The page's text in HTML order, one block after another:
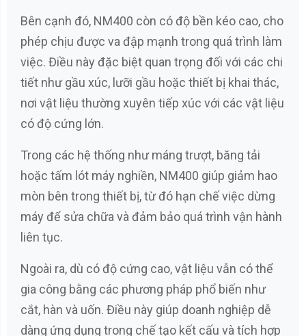
Bên cạnh đó, NM400 còn có độ bền kéo cao, cho
phép chịu được va đập mạnh trong quá trình làm
việc. Điều này đặc biệt quan trọng đối với các chi
tiết như gầu xúc, lưỡi gầu hoặc thiết bị khai thác,
nơi vật liệu thường xuyên tiếp xúc với các vật liệu
có độ cứng lớn.
Trong các hệ thống như máng trượt, băng tải
hoặc tấm lót máy nghiền, NM400 giúp giảm hao
mòn bên trong thiết bị, từ đó hạn chế việc dừng
máy để sửa chữa và đảm bảo quá trình vận hành
liên tục.
Ngoài ra, dù có độ cứng cao, vật liệu vẫn có thể
gia công bằng các phương pháp phổ biến như
cắt, hàn và uốn. Điều này giúp doanh nghiệp dễ
dàng ứng dụng trong chế tạo kết cấu và tích hợp